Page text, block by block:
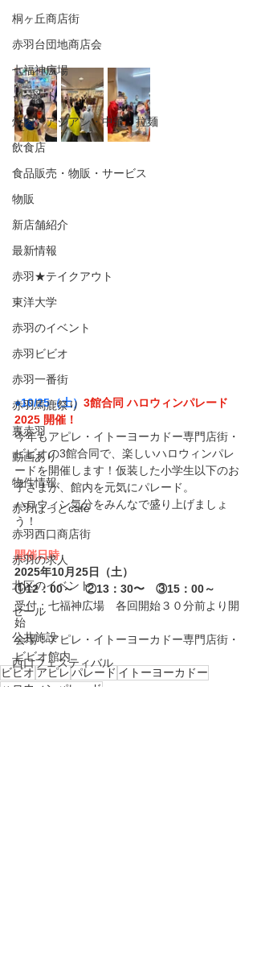
桐ヶ丘商店街
赤羽台団地商店会
七福神広場
イベント
焼肉・アジアン・中華・拉麺
飲食店
食品販売・物販・サービス
物販
新店舗紹介
最新情報
赤羽★テイクアウト
東洋大学
赤羽のイベント
赤羽ビビオ
赤羽一番街
赤羽馬鹿祭り
裏赤羽
動画あり
物件情報
赤羽ほっとcafe
赤羽西口商店街
赤羽の求人
北区のイベント
セール
公共施設
西口フェスティバル
●10/25（土） 3館合同 ハロウィンパレード
2025 開催！
今年もアピレ・イトーヨーカドー専門店街・
ビビオの3館合同で、楽しいハロウィンパレ
ードを開催します！仮装した小学生以下のお
子さまが、館内を元気にパレード。
ハロウィン気分をみんなで盛り上げましょ
う！
開催日時
2025年10月25日（土）
①12：00～　②13：30〜　③15：00～
受付：七福神広場　各回開始３０分前より開
始
会場：アピレ・イトーヨーカドー専門店街・
ビビオ館内
ビビオ アピレパレード イトーヨーカドー
ハロウィンパレード